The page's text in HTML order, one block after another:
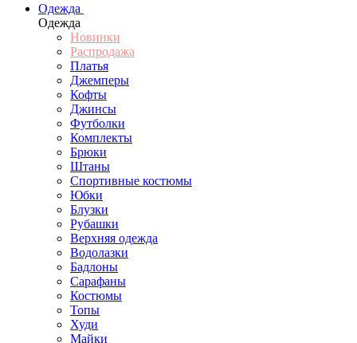
Одежда
Одежда
Новинки
Распродажа
Платья
Джемперы
Кофты
Джинсы
Футболки
Комплекты
Брюки
Штаны
Спортивные костюмы
Юбки
Блузки
Рубашки
Верхняя одежда
Водолазки
Бадлоны
Сарафаны
Костюмы
Топы
Худи
Майки